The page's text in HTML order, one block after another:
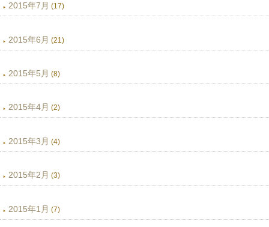
2015年7月 (17)
2015年6月 (21)
2015年5月 (8)
2015年4月 (2)
2015年3月 (4)
2015年2月 (3)
2015年1月 (7)